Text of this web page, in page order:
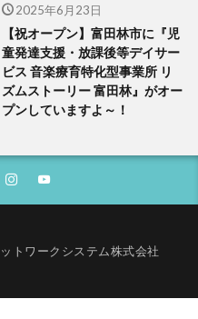
2025年6月23日
【祝オープン】富田林市に『児
童発達支援・放課後等デイサー
ビス 音楽療育特化型事業所 リ
ズムストーリー 富田林』がオー
プンしていますよ～！
トワークシステム株式会社